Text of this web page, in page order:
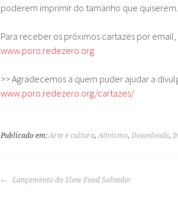
poderem imprimir do tamanho que quiserem.
Para receber os próximos cartazes por
www.poro.redezero.org
>> Agradecemos a quem puder ajudar a
www.poro.redezero.org/cartazes/
Publicado em:Arte e cultura,Ativismo, Downloads,
NAVEGAÇÃO
Lançamento do Slow Food Salvador